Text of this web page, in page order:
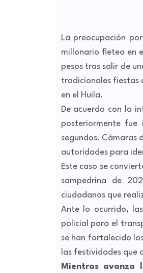
La preocupación
millonario fleteo en
pesos tras salir de
tradicionales fiestas
en el Huila.
De acuerdo con la
posteriormente fue
segundos. Cámaras
autoridades para
Este caso se
sampedrina de
ciudadanos que
Ante lo ocurrido,
policial para el
se han fortalecido
las festividades que
Mientras avanza